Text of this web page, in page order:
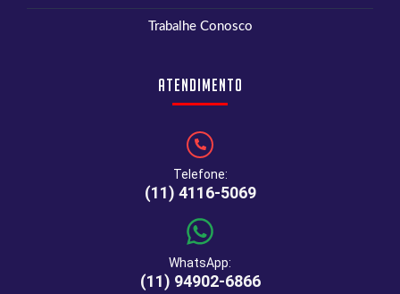
Trabalhe Conosco
Atendimento
Telefone:
(11) 4116-5069
WhatsApp:
(11) 94902-6866